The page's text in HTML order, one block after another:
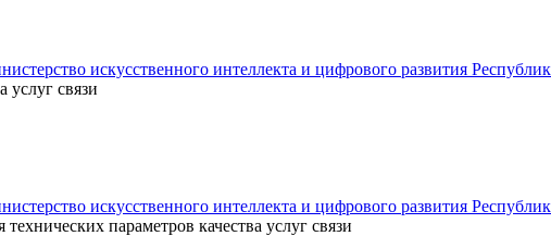
искусственного интеллекта и цифрового развития
услуг связи
искусственного интеллекта и цифрового развития
параметров качества услуг связи